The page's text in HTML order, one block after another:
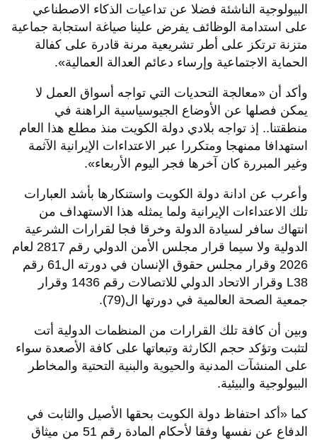
البيولوجية الناشئة فضلا عن تداعيات الذكاء الاصطناعي
على استدامة الوظائف يفرض علينا صياغة استجابة جماعية
متزنة ترتكز على أطر تشريعية مرنة قادرة على كفالة
الحماية الاجتماعية وإرساء دعائم العدالة العمالية».
وأكد أن «معالجة التحديات التي تواجه أسواق العمل لا
يمكن فصلها عن الأوضاع الجيوسياسية الراهنة في
منطقتنا.. إذ تواجه بلادي دولة الكويت منذ مطلع هذا العام
استهدافا ممنهجا ومتكررا عبر الاعتداءات الإيرانية الآثمة
وغير المبررة كان آخرها فجر اليوم الأربعاء».
وأعرب عن ادانة دولة الكويت واستنكارها بأشد العبارات
تلك الاعتداءات الإيرانية ولما يمثله هذا الاستهداف من
انتهاك سافر لسيادة الدولة وخرقا فجا لقرارات الشرعية
الدولية ولا سيما قرار مجلس الأمن الدولي رقم 2817 لعام
2026 وقرار مجلس حقوق الإنسان في دورته ال61 رقم
L38 وقرار الاتحاد الدولي للاتصالات رقم 1436 وقرار
جمعية الصحة العالمية في دورتها ال(79).
وبين أن كافة تلك القرارات من المنظمات الدولية أتت
لتثبت وتؤكد حجم الكارثة وتبعاتها على كافة الأصعدة سواء
على المنشآت المدنية والحيوية والبنية التحتية والمخاطر
البيولوجية والبيئية.
كما «أكد احتفاظ دولة الكويت بحقها الأصيل والثابت في
الدفاع عن نفسها وفقا لأحكام المادة رقم 51 من ميثاق